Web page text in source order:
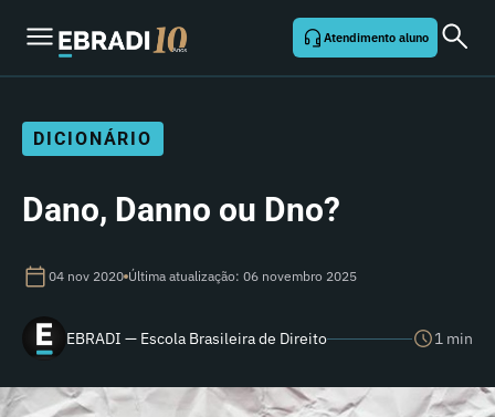
Atendimento aluno
DICIONÁRIO
Dano, Danno ou Dno?
04 nov 2020 Última atualização: 06 novembro 2025
EBRADI — Escola Brasileira de Direito 1 min